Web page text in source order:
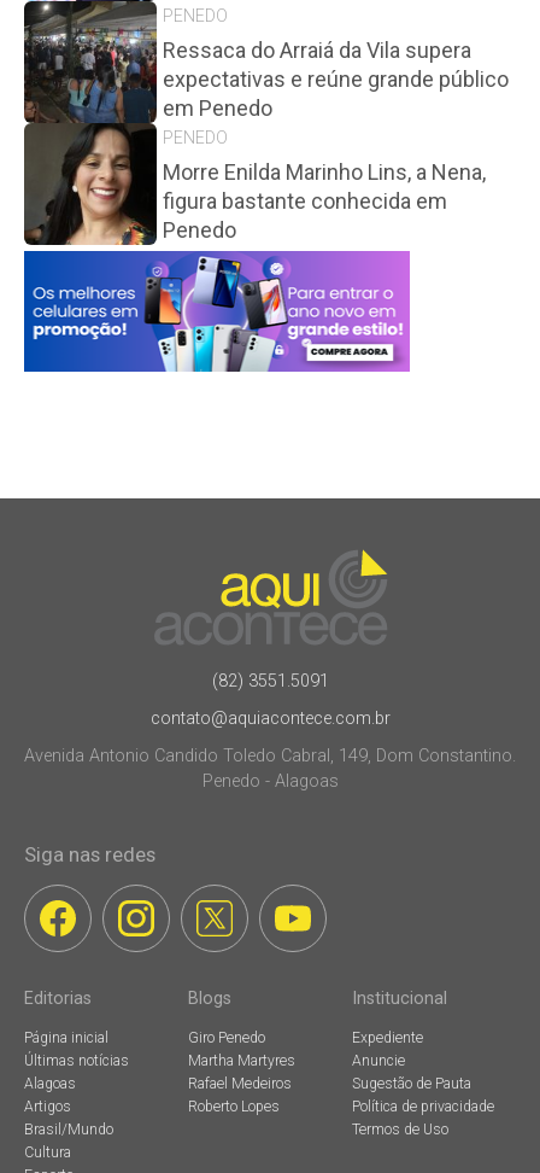
PENEDO
Ressaca do Arraiá da Vila supera
expectativas e reúne grande público
em Penedo
PENEDO
Morre Enilda Marinho Lins, a Nena,
figura bastante conhecida em
Penedo
(82) 3551.5091
contato@aquiacontece.com.br
Avenida Antonio Candido Toledo Cabral, 149, Dom Constantino.
Penedo - Alagoas
Siga nas redes
Editorias
Página inicial
Últimas notícias
Alagoas
Artigos
Brasil/Mundo
Cultura
Blogs
Giro Penedo
Martha Martyres
Rafael Medeiros
Roberto Lopes
Institucional
Expediente
Anuncie
Sugestão de Pauta
Política de privacidade
Termos de Uso